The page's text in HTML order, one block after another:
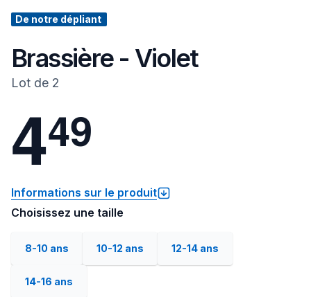
De notre dépliant
Brassière - Violet
Lot de 2
449
Informations sur le produit
Choisissez une taille
8-10 ans 10-12 ans 12-14 ans
14-16 ans